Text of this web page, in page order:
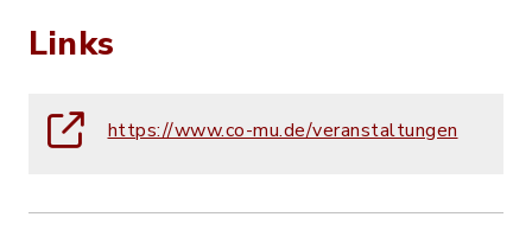
Links
https://www.co-mu.de/veranstaltungen